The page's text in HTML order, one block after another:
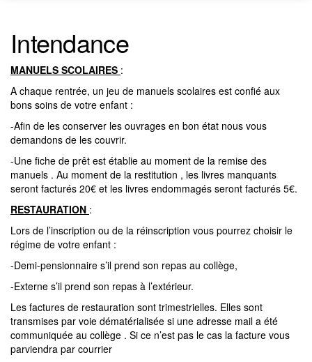
Intendance
MANUELS SCOLAIRES :
A chaque rentrée, un jeu de manuels scolaires est confié aux
bons soins de votre enfant :
-Afin de les conserver les ouvrages en bon état nous vous
demandons de les couvrir.
-Une fiche de prêt est établie au moment de la remise des
manuels . Au moment de la restitution , les livres manquants
seront facturés 20€ et les livres endommagés seront facturés 5€.
RESTAURATION :
Lors de l’inscription ou de la réinscription vous pourrez choisir le
régime de votre enfant :
-Demi-pensionnaire s’il prend son repas au collège,
-Externe s’il prend son repas à l’extérieur.
Les factures de restauration sont trimestrielles. Elles sont
transmises par voie dématérialisée si une adresse mail a été
communiquée au collège . Si ce n’est pas le cas la facture vous
parviendra par courrier